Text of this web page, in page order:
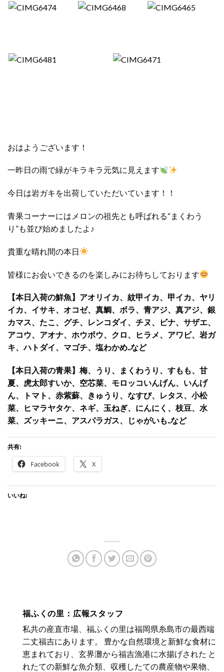
おはようございます！
一昨日の雨で緑がキラキラ元気に見えます
今日は岩ガキを出荷していただいています！！
青果コーナーにはメロンの祖先とも呼ばれる“まくわう
り”も並び始めましたよ♪
貴重な晴れ間の本日
皆様にお会いできるのを楽しみにお待ちしております
【本日入荷の鮮魚】アオリイカ、紋甲イカ、甲イカ、ヤリ
イカ、イサキ、オコゼ、真鯛、ボラ、青アジ、真アジ、銀
カマス、たこ、グチ、レンコダイ、チヌ、ビナ、サザエ、
アコウ、アオナ、ホウボウ、クロ、ヒラメ、アワビ、岩ガ
キ、ハトダイ、マゴチ、塩わかめ..など
【本日入荷の青果】梅、うり、まくわうり、すもも、甘
夏、虎太郎すいか、空芯菜、モロッコいんげん、いんげ
ん、トマト、赤紫蘇、きゅうり、なすび、レタス、小松
菜、ヒマラヤタケ、ネギ、玉ねぎ、にんにく、枝豆、水
菜、ズッキーニ、アスパラガス、じゃがいも..など
共有:
Facebook X
いいね:
福ふくの里：広報スタッフ
私共の産直市場、福ふくの里は福岡県糸島市の最西端
二丈福吉にあります。 豊かな自然環境と新鮮な食材に
恵まれており、玄界灘から福吉漁港に水揚げされた と
れたての新鮮な魚介類、収穫したての農産物や果物、